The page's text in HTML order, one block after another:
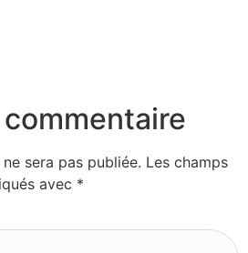
sera pas publiée. Les champs
avec *